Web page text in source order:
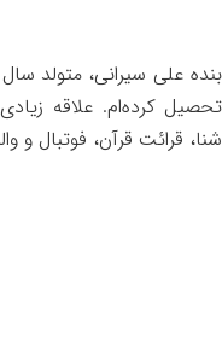
تحصیل کرده‌ام. علاقه
شنا، قرائت قرآن، فوتبال و